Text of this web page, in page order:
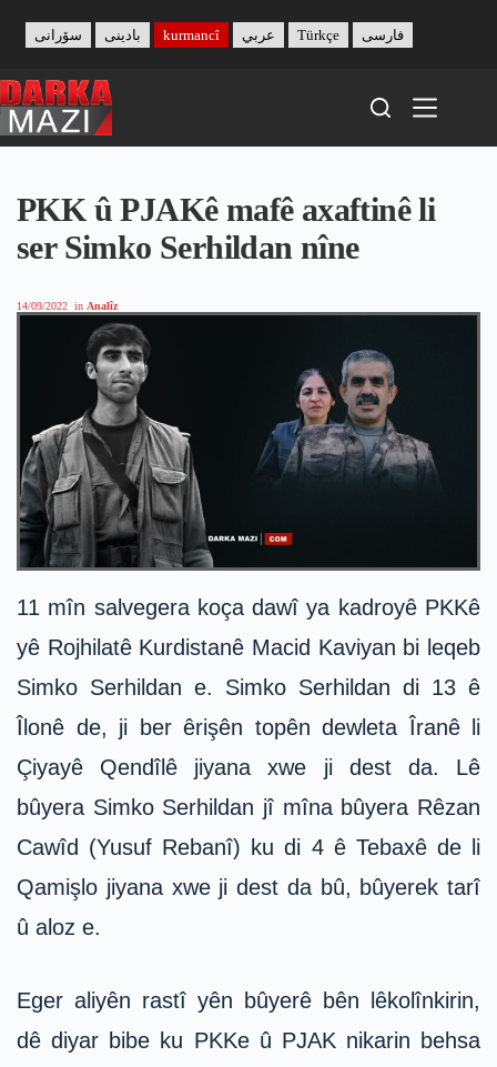
content
بادینی سۆرانی kurmancî عربي Türkçe فارسی
PKK û PJAKê mafê axaftinê li
ser Simko Serhildan nîne
14/09/2022 in Analîz
11 mîn salvegera koça dawî ya kadroyê PKKê
yê Rojhilatê Kurdistanê Macid Kaviyan bi leqeb
Simko Serhildan e. Simko Serhildan di 13 ê
Îlonê de, ji ber êrişên topên dewleta Îranê li
Çiyayê Qendîlê jiyana xwe ji dest da. Lê
bûyera Simko Serhildan jî mîna bûyera Rêzan
Cawîd (Yusuf Rebanî) ku di 4 ê Tebaxê de li
Qamişlo jiyana xwe ji dest da bû, bûyerek tarî
û aloz e.
Eger aliyên rastî yên bûyerê bên lêkolînkirin,
dê diyar bibe ku PKKe û PJAK nikarin behsa